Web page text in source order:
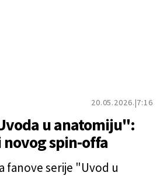
20.05.2026. 7:16
u anatomiju":
spin-offa
fanove serije "Uvod u